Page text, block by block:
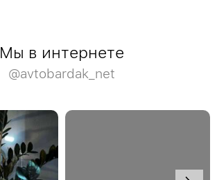
Мы в интернете
@avtobardak_net